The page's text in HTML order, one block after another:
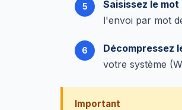
Saisissez le
l'envoi par mot
Décompressez
votre système
Important